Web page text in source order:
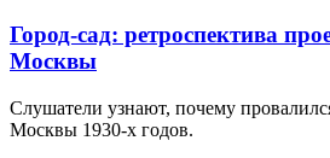
Город-сад: ретроспектива
Москвы
Слушатели узнают, почему
Москвы 1930-х годов.